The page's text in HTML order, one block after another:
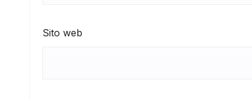
Sito web